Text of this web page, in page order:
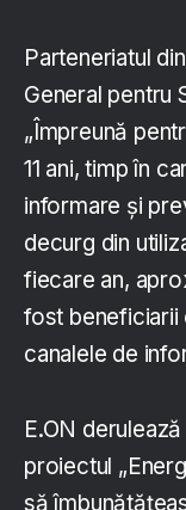
Parteneriatul
General pentru
„Împreună
11 ani, timp în
informare și
decurg din
fiecare an,
fost beneficiarii
canalele de
E.ON
proiectul
să